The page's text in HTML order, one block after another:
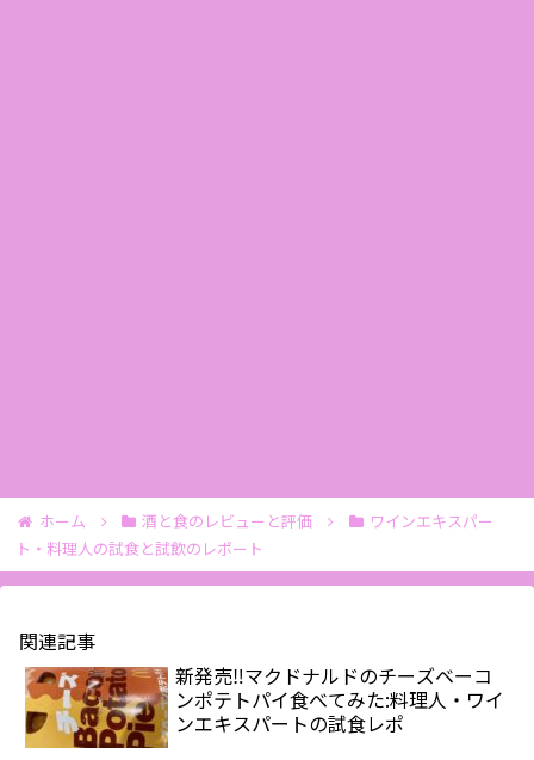
ホーム 酒と食のレビューと評価
ワインエキスパー
ト・料理人の試食と試飲のレポート
関連記事
新発売‼️マクドナルドのチーズベーコ
ンポテトパイ食べてみた:料理人・ワイ
ンエキスパートの試食レポ